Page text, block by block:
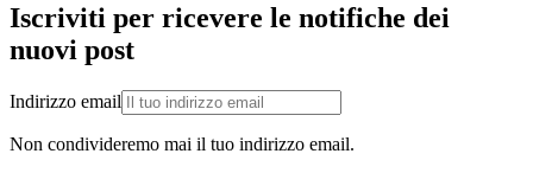
Iscriviti per ricevere le notifiche dei
nuovi post
Indirizzo email
Non condivideremo mai il tuo indirizzo email.